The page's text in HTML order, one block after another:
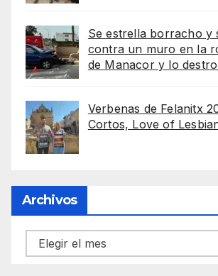
Se estrella borracho y
contra un muro en la
de Manacor y lo
Verbenas de Felanitx
Cortos, Love of
Archivos
Archivos